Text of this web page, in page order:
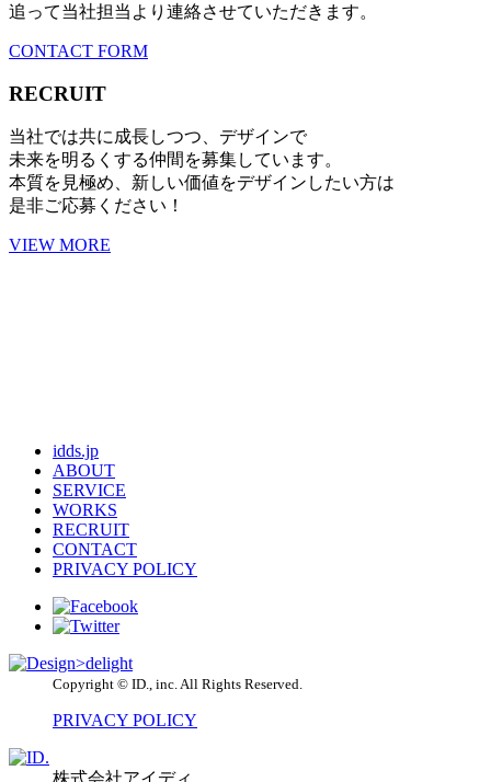
追って当社担当より連絡させていただきます。
CONTACT FORM
RECRUIT
当社では共に成長しつつ、デザインで
未来を明るくする仲間を募集しています。
本質を見極め、新しい価値をデザインしたい方は
是非ご応募ください！
VIEW MORE
idds.jp
ABOUT
SERVICE
WORKS
RECRUIT
CONTACT
PRIVACY POLICY
Copyright © ID., inc. All Rights Reserved.
PRIVACY POLICY